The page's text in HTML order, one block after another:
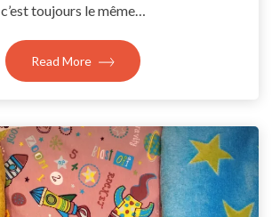
c’est toujours le même…
Read More